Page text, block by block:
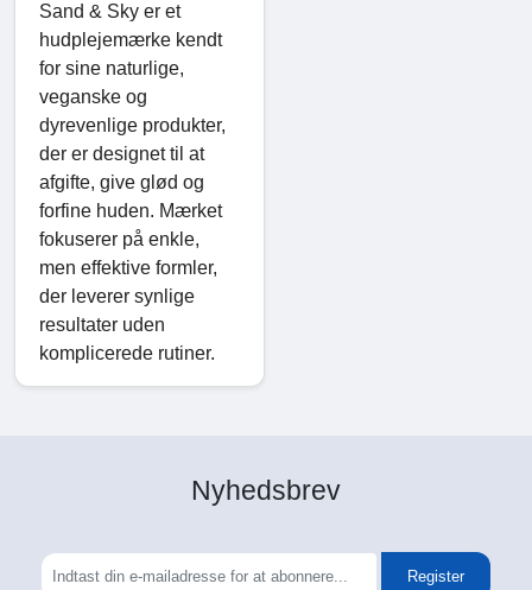
Sand & Sky er et
hudplejemærke kendt
for sine naturlige,
veganske og
dyrevenlige produkter,
der er designet til at
afgifte, give glød og
forfine huden. Mærket
fokuserer på enkle,
men effektive formler,
der leverer synlige
resultater uden
komplicerede rutiner.
Nyhedsbrev
Register